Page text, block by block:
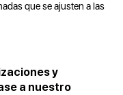
que se ajusten a las
y
a nuestro